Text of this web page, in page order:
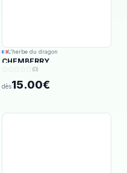
L'herbe du dragon
CHEMBERRY
(0)
dès15.00€